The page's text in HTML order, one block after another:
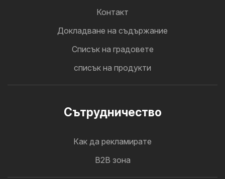
Контакт
Докладване на съдържание
Cписък на градовете
списък на продукти
Cътрудничество
Как да рекламирате
B2B зона